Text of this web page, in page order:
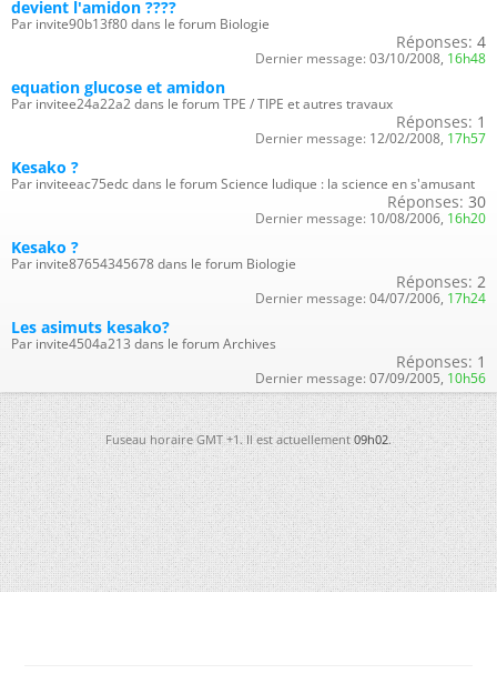
devient l'amidon ????
Par invite90b13f80 dans le forum Biologie
Réponses: 4
Dernier message: 03/10/2008, 16h48
equation glucose et amidon
Par invitee24a22a2 dans le forum TPE / TIPE et autres travaux
Réponses: 1
Dernier message: 12/02/2008, 17h57
Kesako ?
Par inviteeac75edc dans le forum Science ludique : la science en s'amusant
Réponses: 30
Dernier message: 10/08/2006, 16h20
Kesako ?
Par invite87654345678 dans le forum Biologie
Réponses: 2
Dernier message: 04/07/2006, 17h24
Les asimuts kesako?
Par invite4504a213 dans le forum Archives
Réponses: 1
Dernier message: 07/09/2005, 10h56
Fuseau horaire GMT +1. Il est actuellement09h02.